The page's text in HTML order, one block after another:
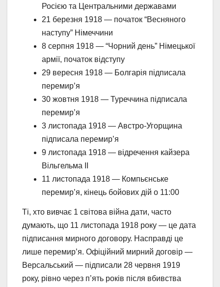
Росією та Центральними державами
21 березня 1918 — початок “Весняного
наступу” Німеччини
8 серпня 1918 — “Чорний день” Німецької
армії, початок відступу
29 вересня 1918 — Болгарія підписала
перемир’я
30 жовтня 1918 — Туреччина підписала
перемир’я
3 листопада 1918 — Австро-Угорщина
підписала перемир’я
9 листопада 1918 — відречення кайзера
Вільгельма ІІ
11 листопада 1918 — Компьєнське
перемир’я, кінець бойових дій о 11:00
Ті, хто вивчає 1 світова війна дати, часто
думають, що 11 листопада 1918 року — це дата
підписання мирного договору. Насправді це
лише перемир’я. Офіційний мирний договір —
Версальський — підписали 28 червня 1919
року, рівно через п’ять років після вбивства